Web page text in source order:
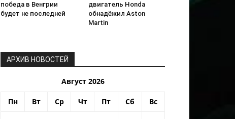
победа в Венгрии
будет не последней
двигатель Honda
обнадёжил Aston
Martin
АРХИВ НОВОСТЕЙ
Август 2026
Пн Вт Ср Чт Пт Сб Вс